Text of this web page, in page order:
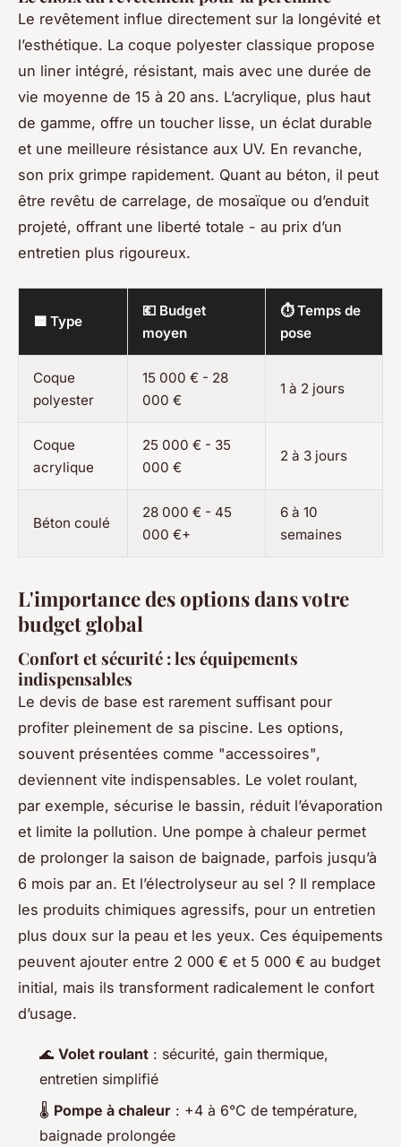
Le revêtement influe directement sur la longévité et
l’esthétique. La coque polyester classique propose
un liner intégré, résistant, mais avec une durée de
vie moyenne de 15 à 20 ans. L’acrylique, plus haut
de gamme, offre un toucher lisse, un éclat durable
et une meilleure résistance aux UV. En revanche,
son prix grimpe rapidement. Quant au béton, il peut
être revêtu de carrelage, de mosaïque ou d’enduit
projeté, offrant une liberté totale - au prix d’un
entretien plus rigoureux.
🟦 Type
💶 Budget
moyen
⏱ Temps de
pose
Coque
polyester
15 000 € - 28
000 €
1 à 2 jours
Coque
acrylique
25 000 € - 35
000 €
2 à 3 jours
Béton coulé
28 000 € - 45
000 €+
6 à 10
semaines
L'importance des options dans votre
budget global
Confort et sécurité : les équipements
indispensables
Le devis de base est rarement suffisant pour
profiter pleinement de sa piscine. Les options,
souvent présentées comme "accessoires",
deviennent vite indispensables. Le volet roulant,
par exemple, sécurise le bassin, réduit l’évaporation
et limite la pollution. Une pompe à chaleur permet
de prolonger la saison de baignade, parfois jusqu’à
6 mois par an. Et l’électrolyseur au sel ? Il remplace
les produits chimiques agressifs, pour un entretien
plus doux sur la peau et les yeux. Ces équipements
peuvent ajouter entre 2 000 € et 5 000 € au budget
initial, mais ils transforment radicalement le confort
d’usage.
🌊 Volet roulant : sécurité, gain thermique,
entretien simplifié
🌡 Pompe à chaleur : +4 à 6°C de température,
baignade prolongée